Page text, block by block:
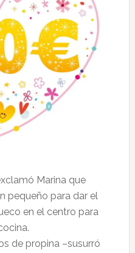
Marina que
pequeño para dar el
en el centro para
de propina –susurró